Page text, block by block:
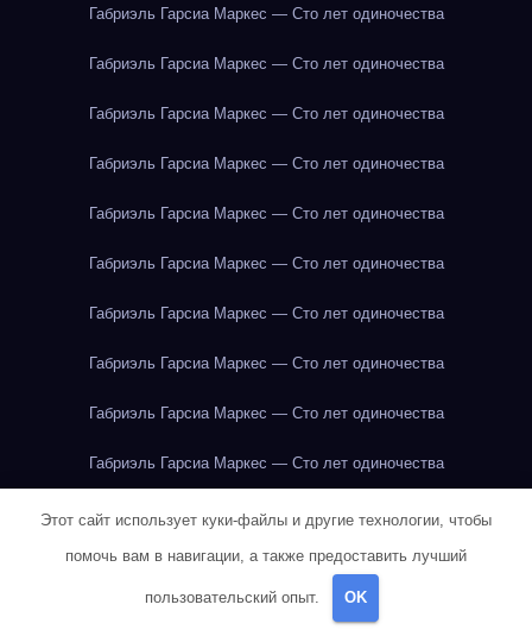
Габриэль Гарсиа Маркес — Сто лет одиночества
Габриэль Гарсиа Маркес — Сто лет одиночества
Габриэль Гарсиа Маркес — Сто лет одиночества
Габриэль Гарсиа Маркес — Сто лет одиночества
Габриэль Гарсиа Маркес — Сто лет одиночества
Габриэль Гарсиа Маркес — Сто лет одиночества
Габриэль Гарсиа Маркес — Сто лет одиночества
Габриэль Гарсиа Маркес — Сто лет одиночества
Габриэль Гарсиа Маркес — Сто лет одиночества
Габриэль Гарсиа Маркес — Сто лет одиночества
Габриэль Гарсиа Маркес — Сто лет одиночества
Габриэль Гарсиа Маркес — Сто лет одиночества
Этот сайт использует куки-файлы и другие технологии, чтобы
помочь вам в навигации, а также предоставить лучший
пользовательский опыт. OK